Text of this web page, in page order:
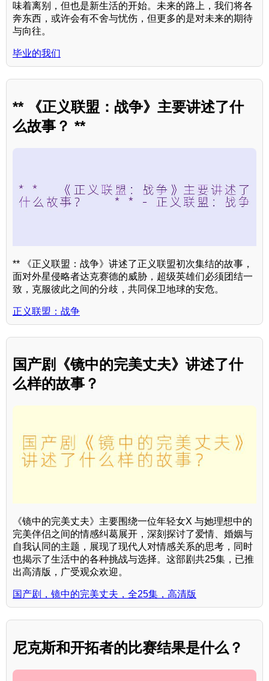
味着离别，但也是新生活的开始。未来的路上，我们将各
奔东西，或许会有不舍与忧伤，但更多的是对未来的期待
与向往。
毕业的我们
** 《正义联盟：战争》主要讲述了什
么故事？ **
** 《正义联盟：战争》讲述了正义联盟初次集结的故事，
面对外星侵略者达克赛德的威胁，超级英雄们必须团结一
致，克服彼此之间的分歧，共同保卫地球的安危。
正义联盟：战争
国产剧《镜中的完美丈夫》讲述了什
么样的故事？
《镜中的完美丈夫》主要围绕一位年轻女X 与她理想中的
完美伴侣之间的情感纠葛展开，深刻探讨了爱情、婚姻与
自我认同的主题，展现了现代人对情感关系的思考，同时
也揭示了生活中的各种挑战与选择。这部剧共25集，已推
出高清版，广受观众欢迎。
国产剧，镜中的完美丈夫，全25集，高清版
尼克斯和开拓者的比赛结果是什么？